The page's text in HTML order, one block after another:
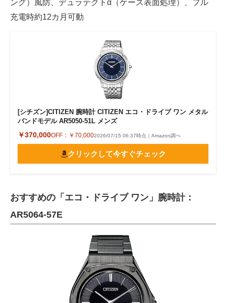
ング）風防、デュラテクトα（ケース表面処理）、フル
充電時約12カ月可動
[シチズン]CITIZEN 腕時計 CITIZEN エコ・ドライブ ワン メタル
バンドモデル AR5050-51L メンズ
￥370,000OFF： ￥70,0002026/07/15 06:37時点｜Amazon調べ
クリックして今すぐチェック
おすすめの「エコ・ドライブ ワン」腕時計：
AR5064-57E